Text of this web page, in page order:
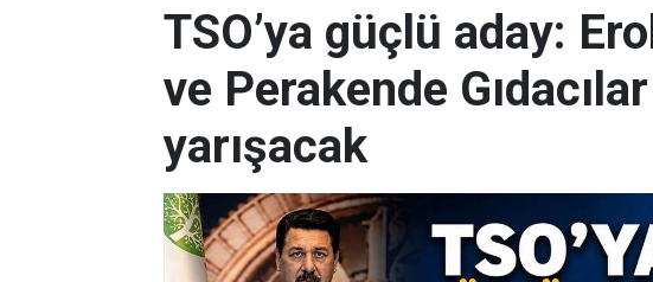
TSO’ya güçlü aday:
ve Perakende
yarışacak